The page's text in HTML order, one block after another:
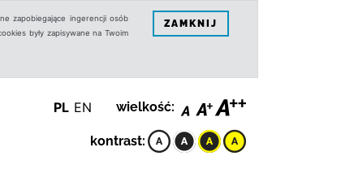
zapobiegające ingerencji osób
były zapisywane na Twoim
ZAMKNIJ
PL EN wielkość:
kontrast: